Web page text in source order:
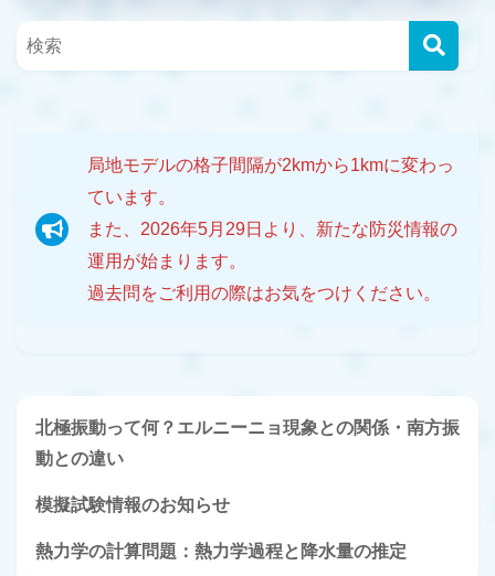
局地モデルの格子間隔が2kmから1kmに変わっ
ています。
また、2026年5月29日より、新たな防災情報の
運用が始まります。
過去問をご利用の際はお気をつけください。
北極振動って何？エルニーニョ現象との関係・南方振
動との違い
模擬試験情報のお知らせ
熱力学の計算問題：熱力学過程と降水量の推定